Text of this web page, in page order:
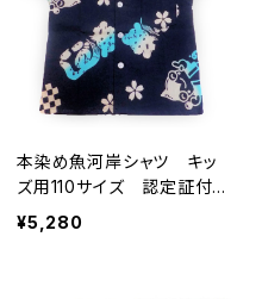
本染め魚河岸シャツ キッ
ズ用110サイズ 認定証付
き 木綿晒 やいちゃん
柄 紺 桜 富士山 市松
¥5,280